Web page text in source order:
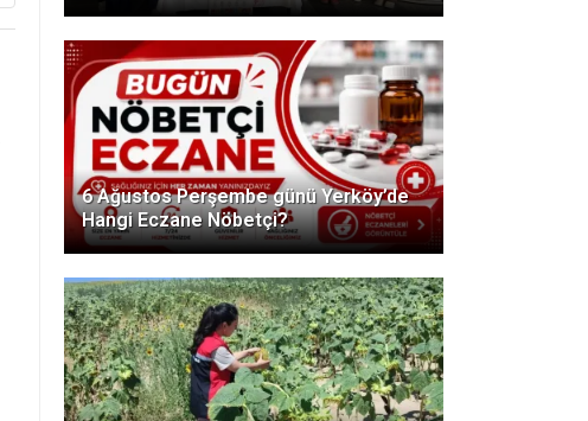
6 Ağustos Perşembe günü Yerköy’de
Hangi Eczane Nöbetçi?